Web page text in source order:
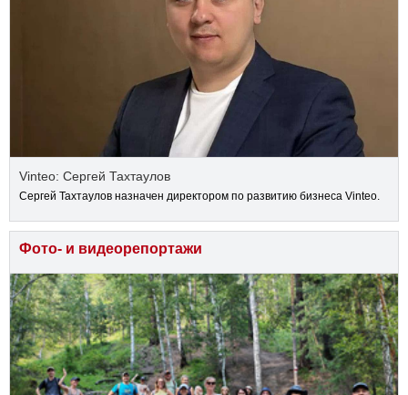
Vinteo: Сергей Тахтаулов
Сергей Тахтаулов назначен директором по развитию бизнеса Vinteo.
Фото- и видеорепортажи